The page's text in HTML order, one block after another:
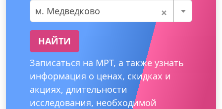
×
м. Медведково
НАЙТИ
Записаться на МРТ, а также узнать
информация о ценах, скидках и
акциях, длительности
исследования, необходимой